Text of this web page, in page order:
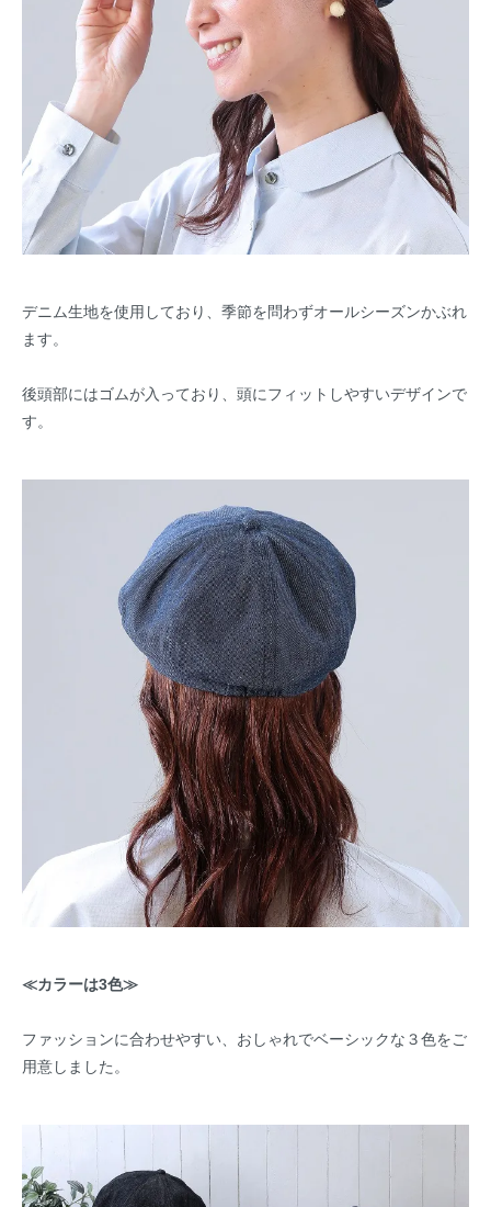
デニム生地を使用しており、季節を問わずオールシーズンかぶれ
ます。
後頭部にはゴムが入っており、頭にフィットしやすいデザインで
す。
≪カラーは3色≫
ファッションに合わせやすい、おしゃれでベーシックな３色をご
用意しました。